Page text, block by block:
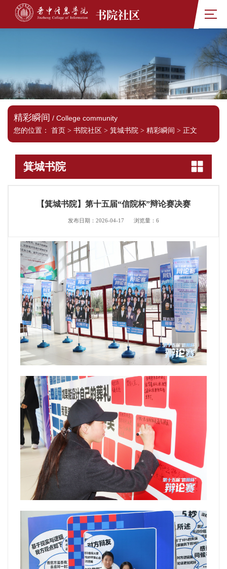
书院社区
精彩瞬间 / College community
您的位置：
首页 > 书院社区 > 箕城书院 > 精彩瞬间 > 正文
箕城书院
【箕城书院】第十五届“信院杯”辩论赛决赛
发布日期：2026-04-17 浏览量： 6